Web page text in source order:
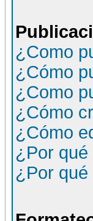
¿Como
¿Cómo
¿Como
¿Cómo
¿Cómo
¿Por
¿Por